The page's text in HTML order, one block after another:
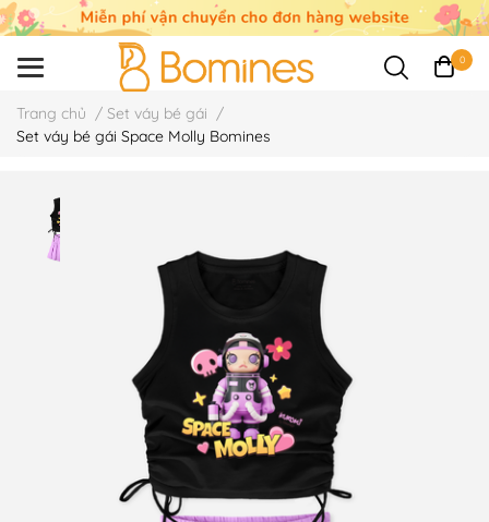
0
Trang chủ / Set váy bé gái /
Set váy bé gái Space Molly Bomines